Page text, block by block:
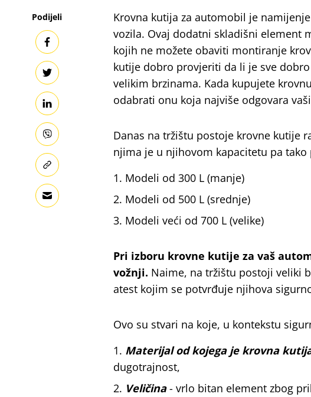
Podijeli
Krovna kutija za automobil je
vozila. Ovaj dodatni skladišni element
kojih ne možete obaviti montiranje
kutije dobro provjeriti da li je sve
velikim brzinama. Kada kupujete
odabrati onu koja najviše odgovara
Danas na tržištu postoje krovne kutije
njima je u njihovom kapacitetu pa tako
Modeli od 300 L (manje)
Modeli od 500 L (srednje)
Modeli veći od 700 L (velike)
Pri izboru krovne kutije za vaš
vožnji. Naime, na tržištu postoji veliki
atest kojim se potvrđuje njihova
Ovo su stvari na koje, u kontekstu
Materijal od kojega je krovna
dugotrajnost,
Veličina- vrlo bitan element zbog